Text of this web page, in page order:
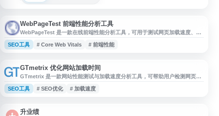
WebPageTest 前端性能分析工具
WebPageTest 是一款在线前端性能分析工具，可用于测试网页加载速度、核
心 Web 指标、资源请求、瀑布流、首屏渲染和用户体验表现。用户可选择不
同地区、浏览器和网络环境进行测试，获取详细性能报告，帮助开发者、站长
SEO工具 # Core Web Vitals # 前端性能
GTmetrix 优化网站加载时间
GTmetrix 是一款网站性能测试与加载速度分析工具，可帮助用户检测网页加
载时间、核心性能指标、页面体积、请求数量及影响速度的关键问题。平台提
供可视化报告、优化建议、历史监测和多地区测试等功能，适合站长、开发
SEO工具 # SEO优化 # 加载速度
升业绩